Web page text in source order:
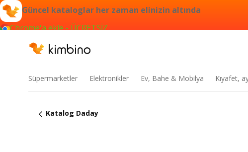
Güncel kataloglar her zaman elinizin altında
Chrome'a ekle - ÜCRETSİZ
Süpermarketler Elektronikler Ev, Bahe & Mobilya Kıyafet,
Katalog Daday